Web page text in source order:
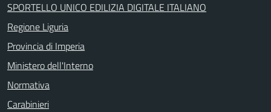
SPORTELLO UNICO EDILIZIA DIGITALE ITALIANO
Regione Liguria
Provincia di Imperia
Ministero dell'Interno
Normativa
Carabinieri